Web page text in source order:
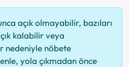
açık olmayabilir, bazıları
kalabilir veya
nedeniyle nöbete
yola çıkmadan önce